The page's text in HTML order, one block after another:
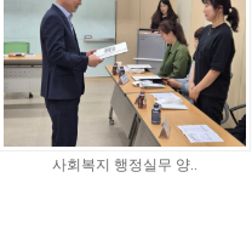
사회복지 행정실무 양..